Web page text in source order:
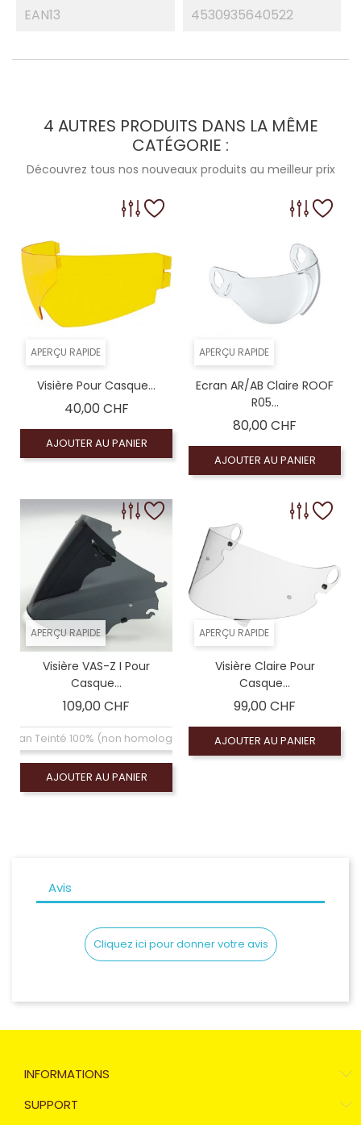
EAN13 4530935640522
4 AUTRES PRODUITS DANS LA MÊME
CATÉGORIE :
Découvrez tous nos nouveaux produits au meilleur prix
APERÇU RAPIDE
Visière Pour Casque...
40,00 CHFPrix
AJOUTER AU PANIER
APERÇU RAPIDE
Ecran AR/AB Claire ROOF
R05...
80,00 CHF
AJOUTER AU PANIER
APERÇU RAPIDE
Visière VAS-Z I Pour
Casque...
109,00 CHF
Ecran Teinté 100% (non homologué)
AJOUTER AU PANIER
APERÇU RAPIDE
Visière Claire Pour
Casque...
99,00 CHF
AJOUTER AU PANIER
Avis
Cliquez ici pour donner votre avis
INFORMATIONS
SUPPORT